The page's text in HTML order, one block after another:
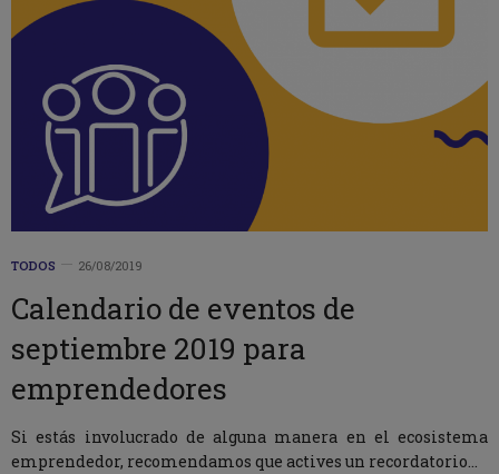
TODOS 26/08/2019
Calendario de eventos de
septiembre 2019 para
emprendedores
Si estás involucrado de alguna manera en el ecosistema
emprendedor, recomendamos que actives un recordatorio…